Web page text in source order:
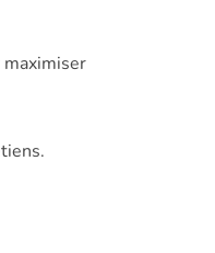
maximiser